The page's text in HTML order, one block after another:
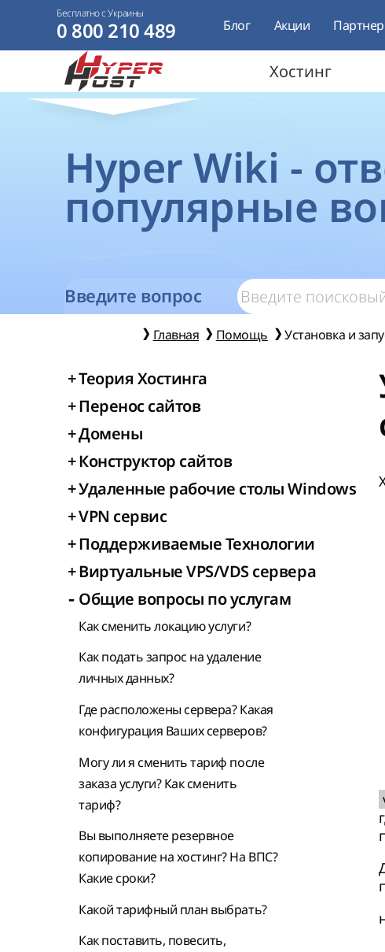
Бесплатно с Украины
0 800 210 489 Блог Акции
Хостинг
Hyper Wiki -
популярные
Введите вопрос
Главная Помощь Установка и
+Теория Хостинга
+Перенос сайтов
+Домены
+Конструктор сайтов
+Удаленные рабочие столы Windows
+VPN сервис
+Поддерживаемые Технологии
+Виртуальные VPS/VDS сервера
- Общие вопросы по услугам
Как сменить локацию услуги?
Как подать запрос на удаление
личных данных?
Где расположены сервера? Какая
конфигурация Ваших серверов?
Могу ли я сменить тариф после
заказа услуги? Как сменить
тариф?
Вы выполняете резервное
копирование на хостинг? На ВПС?
Какие сроки?
Какой тарифный план выбрать?
Как поставить, повесить,